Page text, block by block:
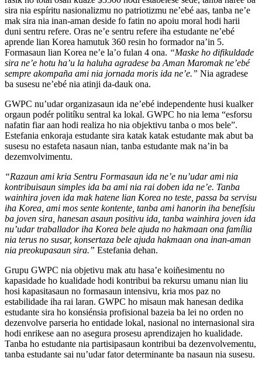
sira nia espíritu nasionalizmu no patriotizmu ne’ebé aas, tanba ne’e
mak sira nia inan-aman deside fo fatin no apoiu moral hodi harii
duni sentru refere. Oras ne’e sentru refere iha estudante ne’ebé
aprende lian Korea hamutuk 360 resin ho formador na’in 5.
Formasaun lian Korea ne’e la’o fulan 4 ona. “Maske ho difikuldade
sira ne’e hotu ha’u la haluha agradese ba Aman Maromak ne’ebé
sempre akompaña ami nia jornada moris ida ne’e.” Nia agradese
ba susesu ne’ebé nia atinji da-dauk ona.
GWPC nu’udar organizasaun ida ne’ebé independente husi kualker
orgaun podér politíku sentral ka lokal. GWPC ho nia lema “esforsu
nafatin fiar aan hodi realiza ho nia objektivu tanba o mos bele”.
Estefania enkoraja estudante sira katak katak estudante mak abut ba
susesu no estafeta nasaun nian, tanba estudante mak na’in ba
dezemvolvimentu.
“Razaun ami kria Sentru Formasaun ida ne’e nu’udar ami nia
kontribuisaun simples ida ba ami nia rai doben ida ne’e. Tanba
wainhira joven ida mak hatene lian Korea no teste, passa ba servisu
iha Korea, ami mos sente kontente, tanba ami hanorin iha benefísiu
ba joven sira, hanesan asaun positivu ida, tanba wainhira joven ida
nu’udar traballador iha Korea bele ajuda no hakmaan ona família
nia terus no susar, konsertaza bele ajuda hakmaan ona inan-aman
nia preokupasaun sira.” Estefania dehan.
Grupu GWPC nia objetivu mak atu hasa’e koiñesimentu no
kapasidade ho kualidade hodi kontribui ba rekursu umanu nian liu
hosi kapasitasaun no formasaun intensivu, kria mos paz no
estabilidade iha rai laran. GWPC ho misaun mak hanesan dedika
estudante sira ho konsiénsia profisional bazeia ba lei no orden no
dezenvolve parseria ho entidade lokal, nasional no internasional sira
hodi enrikese aan no asegura prosesu aprendizajen ho kualidade.
Tanba ho estudante nia partisipasaun kontribui ba dezenvolvementu,
tanba estudante sai nu’udar fator determinante ba nasaun nia susesu.